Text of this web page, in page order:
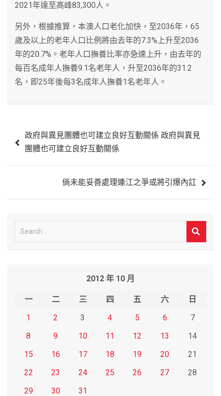
2021年達至高峰83,300人。
另外，根據推算，本澳人口老化加快，至2036年，65
歲及以上的老年人口比例將由去年的7.3%上升至2036
年的20.7%。老年人口撫養比率亦急速上升，由去年的
每百名成年人撫養9.1名老年人，升至2036年的31.2
名，即25年後每3名成年人撫養1名老年人。
章 政府與異見團體也可建立良好互動關係 政府與異見
團體也可建立良好互動關係
倘未能妥善處理連江之爭或將引爆內訌
e
2012 年 10 月
一 二 三 四 五 六
日
1
2 3 4 5 6
7
8
9 10 11 12 13
14
15
16 17 18 19 20
21
22
23 24 25 26 27
28
29
30
31